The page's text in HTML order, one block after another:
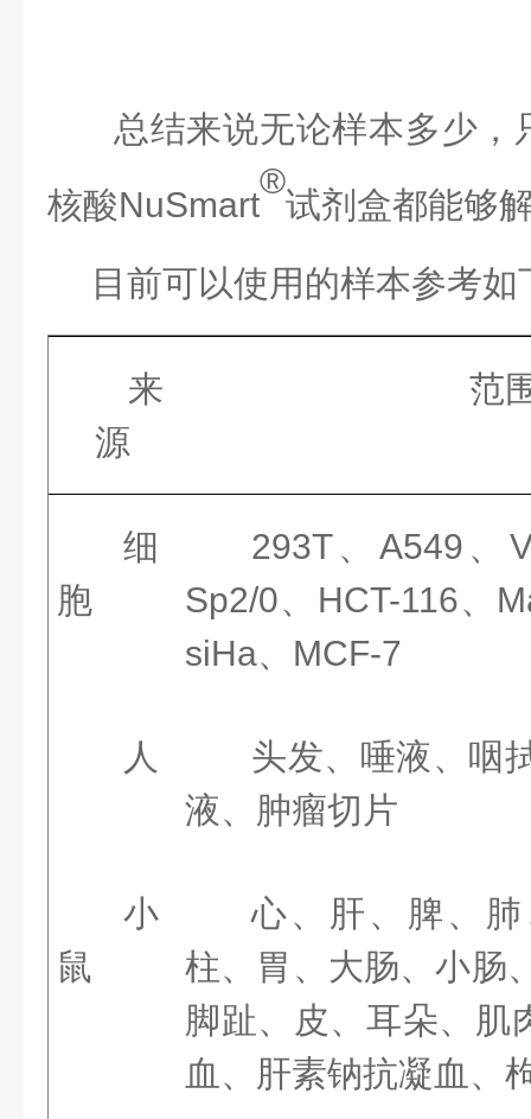
总结来说无论样本多少，
核酸NuSmart
®
试剂盒都能够
目前可以使用的样本参考如
来
源
范
细
胞
293T、A549、
Sp2/0、HCT-116、
siHa、MCF-7
人
头发、唾液、咽
液、肿瘤切片
小
鼠
心、肝、脾、
柱、胃、大肠、小肠
脚趾、皮、耳朵、肌
血、肝素钠抗凝血、